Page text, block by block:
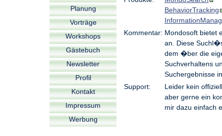
Planung
Vorträge
Workshops
Gästebuch
Newsletter
Profil
Kontakt
Impressum
Werbung
BehaviorTracking
Kommentar: Mondosoft bietet
an. Diese
dem �ber die
Suchverhaltens
Suchergebnisse
Support:
Leider kein
aber gerne ein
mir dazu einfach